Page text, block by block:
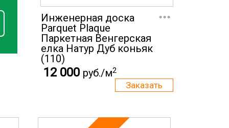
Инженерная доска
Parquet Plaque
Паркетная Венгерская
елка Натур Дуб коньяк
(110)
...
12 000 руб./м2